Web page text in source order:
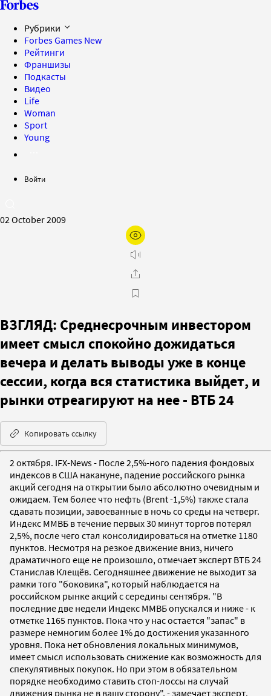
Рубрики
Forbes Games New
Рейтинги
Франшизы
Подкасты
Видео
Life
Woman
Sport
Young
Войти
02 October 2009
ВЗГЛЯД: Среднесрочным инвестором
имеет смысл спокойно дожидаться
вечера и делать выводы уже в конце
сессии, когда вся статистика выйдет, и
рынки отреагируют на нее - ВТБ 24
Копировать ссылку
2 октября. IFX-News - После 2,5%-ного падения фондовых
индексов в США накануне, падение российского рынка
акций сегодня на открытии было абсолютно очевидным и
ожидаем. Тем более что нефть (Brent -1,5%) также стала
сдавать позиции, завоеванные в ночь со среды на четверг.
Индекс ММВБ в течение первых 30 минут торгов потерял
2,5%, после чего стал консолидироваться на отметке 1180
пунктов. Несмотря на резкое движение вниз, ничего
драматичного еще не произошло, отмечает эксперт ВТБ 24
Станислав Клещёв. Сегодняшнее движение не выходит за
рамки того "боковика", который наблюдается на
российском рынке акций с середины сентября. "В
последние две недели Индекс ММВБ опускался и ниже - к
отметке 1165 пунктов. Пока что у нас остается "запас" в
размере немногим более 1% до достижения указанного
уровня. Пока нет обновления локальных минимумов,
имеет смысл использовать снижение как возможность для
спекулятивных покупок. Но при этом в обязательном
порядке необходимо ставить стоп-лоссы на случай
движения рынка не в вашу сторону", - замечает эксперт.